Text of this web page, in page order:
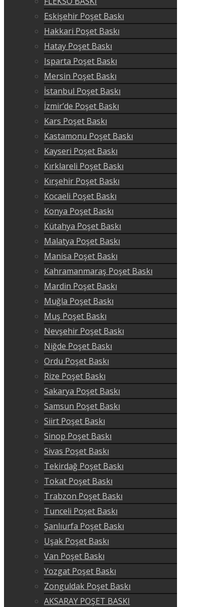
Eskişehir Poşet Baskı
Hakkari Poşet Baskı
Hatay Poşet Baskı
Isparta Poşet Baskı
Mersin Poşet Baskı
İstanbul Poşet Baskı
İzmir’de Poşet Baskı
Kars Poşet Baskı
Kastamonu Poşet Baskı
Kayseri Poşet Baskı
Kırklareli Poşet Baskı
Kırşehir Poşet Baskı
Kocaeli Poşet Baskı
Konya Poşet Baskı
Kütahya Poşet Baskı
Malatya Poşet Baskı
Manisa Poşet Baskı
Kahramanmaraş Poşet Baskı
Mardin Poşet Baskı
Muğla Poşet Baskı
Muş Poşet Baskı
Nevşehir Poşet Baskı
Niğde Poşet Baskı
Ordu Poşet Baskı
Rize Poşet Baskı
Sakarya Poşet Baskı
Samsun Poşet Baskı
Siirt Poşet Baskı
Sinop Poşet Baskı
Sivas Poşet Baskı
Tekirdağ Poşet Baskı
Tokat Poşet Baskı
Trabzon Poşet Baskı
Tunceli Poşet Baskı
Şanlıurfa Poşet Baskı
Uşak Poşet Baskı
Van Poşet Baskı
Yozgat Poşet Baskı
Zonguldak Poşet Baskı
AKSARAY POŞET BASKI